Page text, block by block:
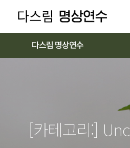
다스림 명상연수
[카테고리:]